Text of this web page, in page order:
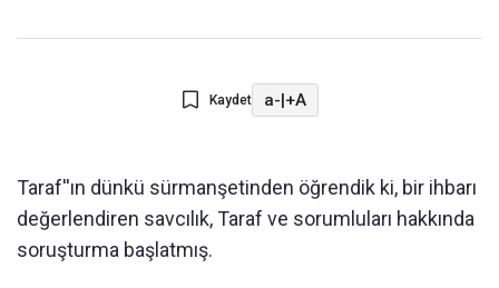
Kaydet a-|+A
Taraf''ın dünkü sürmanşetinden öğrendik ki, bir ihbarı
değerlendiren savcılık, Taraf ve sorumluları hakkında
soruşturma başlatmış.